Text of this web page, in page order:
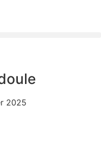
2025